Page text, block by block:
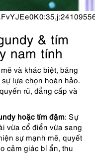
& tím
nam tính
và khác biệt, bảng
lựa chọn hoàn hảo.
rũ, đẳng cấp và
hoặc tím đậm: Sự
vừa cổ điển vừa sang
sự mạnh mẽ, quyết
cảm giác bí ẩn, thu